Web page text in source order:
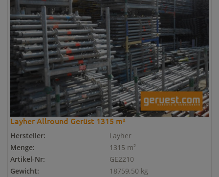
Layher Allround Gerüst 1315 m²
Hersteller:
Layher
Menge:
1315 m²
Artikel-Nr:
GE2210
Gewicht:
18759,50 kg